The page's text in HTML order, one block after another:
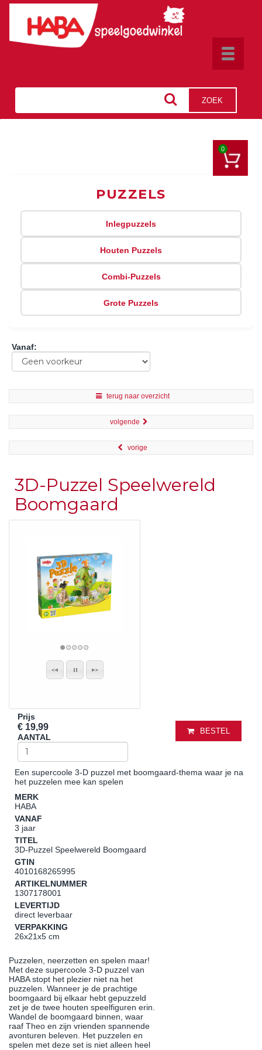
Toggle
ZOEK
0
PUZZELS
Inlegpuzzels
Houten Puzzels
Combi-Puzzels
Grote Puzzels
Vanaf:
terug naar overzicht
volgende
vorige
3D-Puzzel Speelwereld
Boomgaard
Prijs
€ 19,99
AANTAL
BESTEL
Een supercoole 3-D puzzel met boomgaard-thema waar je na
het puzzelen mee kan spelen
MERK
HABA
VANAF
3 jaar
TITEL
3D-Puzzel Speelwereld Boomgaard
GTIN
4010168265995
ARTIKELNUMMER
1307178001
LEVERTIJD
direct leverbaar
VERPAKKING
26x21x5 cm
Puzzelen, neerzetten en spelen maar!
Met deze supercoole 3-D puzzel van
HABA stopt het plezier niet na het
puzzelen. Wanneer je de prachtige
boomgaard bij elkaar hebt gepuzzeld
zet je de twee houten speelfiguren erin.
Wandel de boomgaard binnen, waar
raaf Theo en zijn vrienden spannende
avonturen beleven. Het puzzelen en
spelen met deze set is niet alleen heel